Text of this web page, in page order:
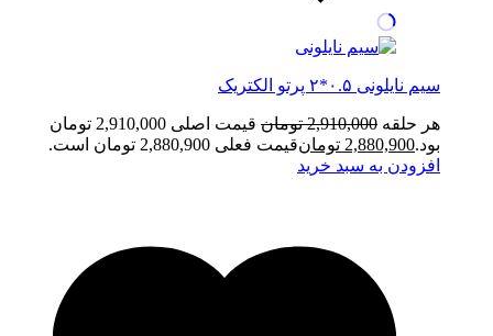
سیم نایلونی ۰.۵*۲ پرتو الکتریک
هر حلقه 2,910,000 تومان
قیمت اصلی 2,910,000 تومان
بود.2,880,900 تومانقیمت فعلی 2,880,900 تومان است.
افزودن به سبد خرید